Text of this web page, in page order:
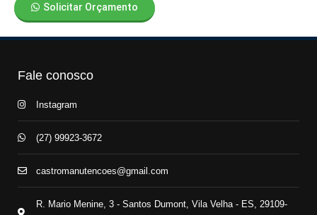
Solicitar Orçamento
Fale conosco
Instagram
(27) 99923-3672
castromanutencoes@gmail.com
R. Mario Menine, 3 - Santos Dumont, Vila Velha - ES, 29109-